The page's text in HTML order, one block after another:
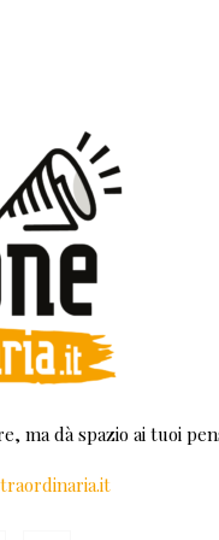
ma dà spazio ai tuoi